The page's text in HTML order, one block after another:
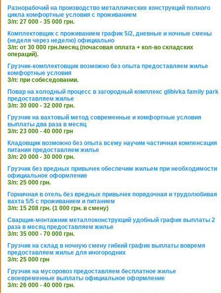
Разнорабочий на производство металлических конструкций полного
цикла комфортные условия с проживанием
З/п: 27 000 - 35 000 грн.
Комплектовщик с проживанием график 5/2, дневные и ночные смены
(неделя через неделю) официально
З/п: от 30 000 грн./месяц (почасовая оплата + кол-во складских
операций).
Грузчик-комплектовщик возможно без опыта предоставляем жилье
комфортные условия
З/п: при собеседовании.
Повар на холодный процесс в загородный комплекс glibivka family park
предоставляем жилье
З/п: 30 000 - 32 000 грн.
Грузчик на вахтовый метод современные и комфортные условия
выплаты два раза в месяц
З/п: 23 000 - 40 000 грн
Кладовщик возможно без опыта всему научим частичная компенсация
питания предоставляем жилье
З/п: 20 000 - 30 000 грн.
Грузчик без вредных привычек обеспечим жильем при необходимости
официальное оформление
З/п: 25 000 грн.
Горничная в отель без вредных привычек порядочная и трудолюбивая
вахта 5/5 с проживанием и питанием
З/п: 15 208 грн. (1 000 грн. в смену)
Сварщик-монтажник металлоконструкций удобный график выплаты 2
раза в месяц предоставляем жилье
З/п: 35 000 - 70 000 грн.
Грузчик на склад в ночную смену гибкий график выплаты вовремя
предоставляем жилье для иногородних
З/п: 25 000 грн
Грузчик на мусоровоз предоставляем бесплатное жилье
своевременные выплаты официальное оформление
З/п: 26 000 - 40 000 грн.